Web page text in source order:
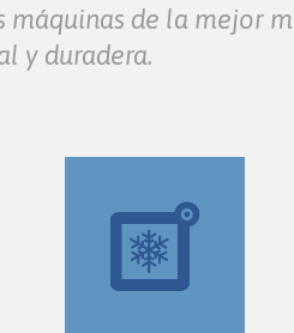
máquinas de la mejor
y duradera.